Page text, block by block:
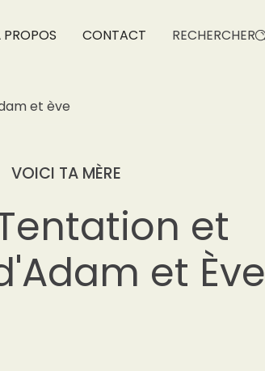
PROPOS CONTACT RECHERCHER
et ève
VOICI TA MÈRE
et
et Ève